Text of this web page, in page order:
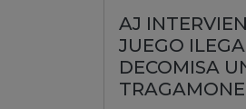
AJ
JUEGO
DECOMISA